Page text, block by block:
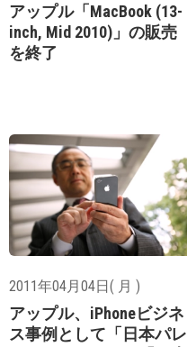
アップル「MacBook (13-
inch, Mid 2010)」の販売
を終了
2011年04月04日( 月 )
アップル、iPhoneビジネ
ス事例として「日本パレ